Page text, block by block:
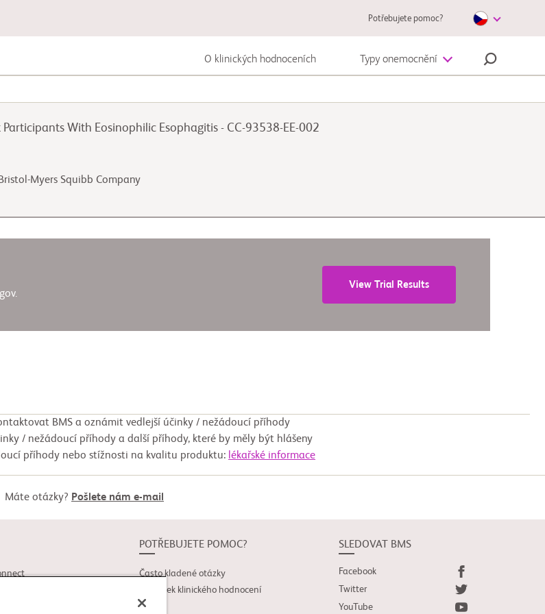
Potřebujete pomoc?
O klinických hodnoceních Typy onemocnění
Zhoubná nádorová onemocnění
With Eosinophilic Esophagitis - CC-93538-EE-002
Myers Squibb Company
View Trial Results
BMS a oznámit vedlejší účinky / nežádoucí příhody
/ nežádoucí příhody a další příhody, které by měly být hlášeny
příhody nebo stížnosti na kvalitu produktu: lékařské informace
Máte otázky? Pošlete nám e-mail
POTŘEBUJETE POMOC?
Často kladené otázky
Slovníček klinického hodnocení
SLEDOVAT BMS
Facebook
Twitter
YouTube